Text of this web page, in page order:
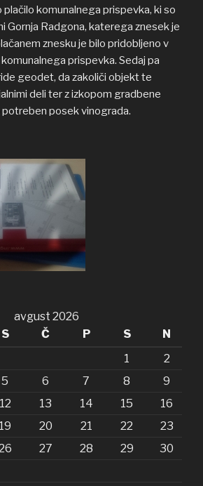
plačilo komunalnega prispevka, ki so
Gornja Radgona, katerega znesek je
znesku je bilo pridobljeno v
prispevka. Sedaj pa
geodet, da zakoliči objekt te
deli ter z izkopom gradbene
potreben posek vinograda.
avgust 2026
S Č P S N
1
2
5 6 7 8
9
12 13 14 15
16
19 20 21 22
23
27 28 29
30